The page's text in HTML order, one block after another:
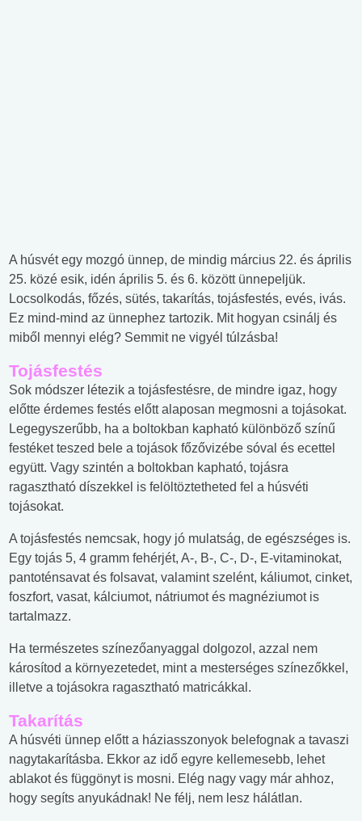
A húsvét egy mozgó ünnep, de mindig március 22. és április
25. közé esik, idén április 5. és 6. között ünnepeljük.
Locsolkodás, főzés, sütés, takarítás, tojásfestés, evés, ivás.
Ez mind-mind az ünnephez tartozik. Mit hogyan csinálj és
miből mennyi elég? Semmit ne vigyél túlzásba!
Tojásfestés
Sok módszer létezik a tojásfestésre, de mindre igaz, hogy
előtte érdemes festés előtt alaposan megmosni a tojásokat.
Legegyszerűbb, ha a boltokban kapható különböző színű
festéket teszed bele a tojások főzővizébe sóval és ecettel
együtt. Vagy szintén a boltokban kapható, tojásra
ragasztható díszekkel is felöltöztetheted fel a húsvéti
tojásokat.
A tojásfestés nemcsak, hogy jó mulatság, de egészséges is.
Egy tojás 5, 4 gramm fehérjét, A-, B-, C-, D-, E-vitaminokat,
pantoténsavat és folsavat, valamint szelént, káliumot, cinket,
foszfort, vasat, kálciumot, nátriumot és magnéziumot is
tartalmazz.
Ha természetes színezőanyaggal dolgozol, azzal nem
károsítod a környezetedet, mint a mesterséges színezőkkel,
illetve a tojásokra ragasztható matricákkal.
Takarítás
A húsvéti ünnep előtt a háziasszonyok belefognak a tavaszi
nagytakarításba. Ekkor az idő egyre kellemesebb, lehet
ablakot és függönyt is mosni. Elég nagy vagy már ahhoz,
hogy segíts anyukádnak! Ne félj, nem lesz hálátlan.